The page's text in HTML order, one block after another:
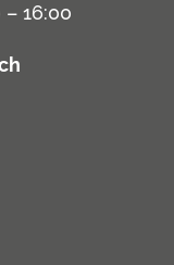
– 16:00